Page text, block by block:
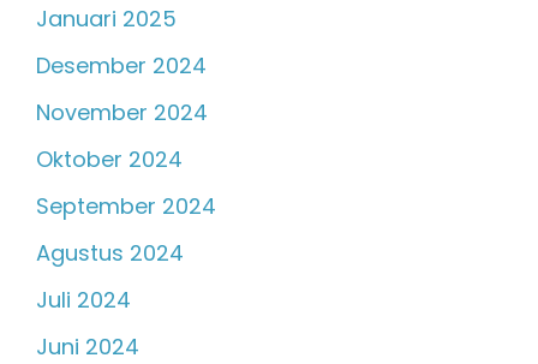
Januari 2025
Desember 2024
November 2024
Oktober 2024
September 2024
Agustus 2024
Juli 2024
Juni 2024